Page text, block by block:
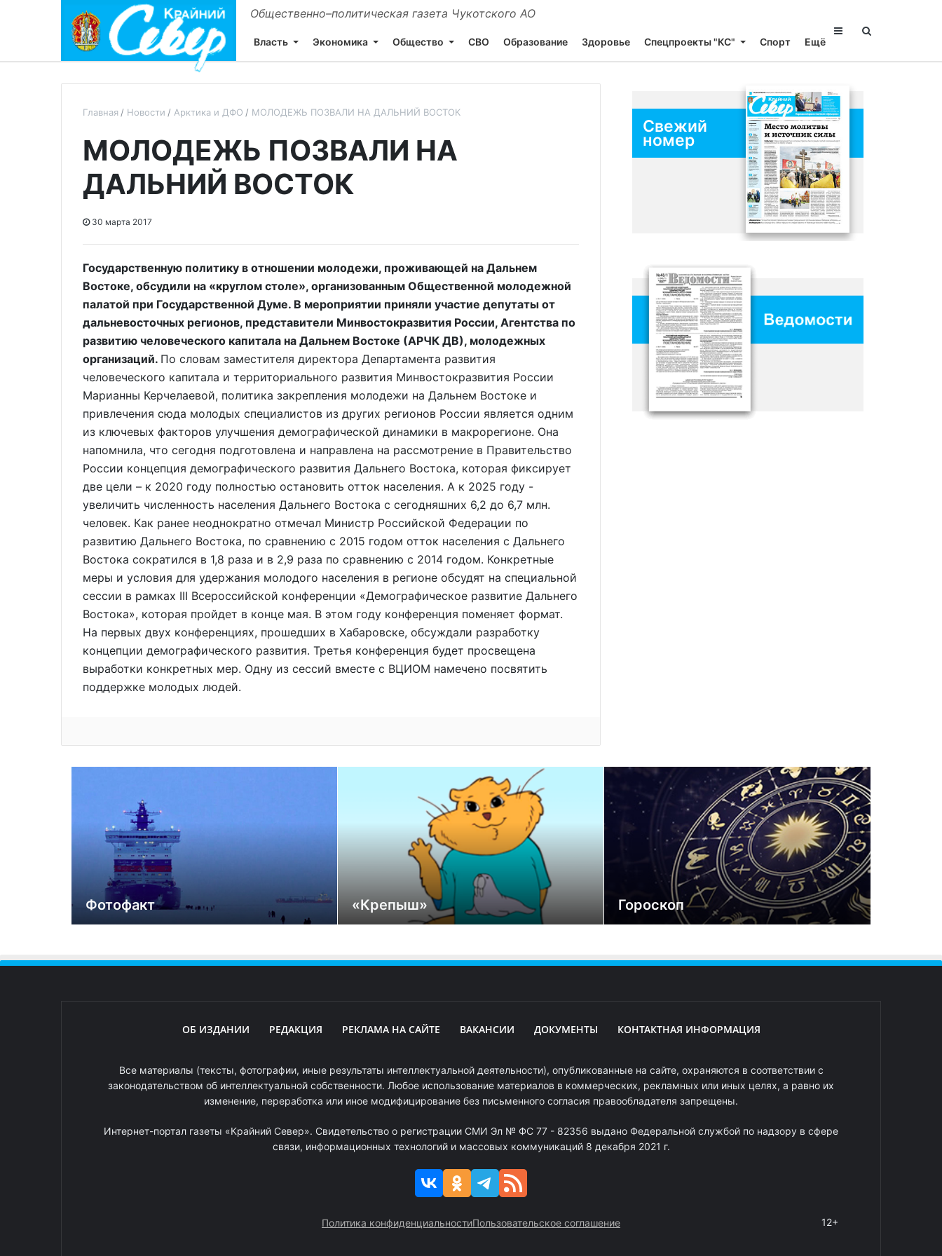
Общественно–политическая газета Чукотского АО
Власть Экономика Общество СВО Образование Здоровье Спецпроекты "КС" Спорт Ещё
Главная Новости Арктика и ДФО МОЛОДЕЖЬ ПОЗВАЛИ НА ДАЛЬНИЙ ВОСТОК
МОЛОДЕЖЬ ПОЗВАЛИ НА
ДАЛЬНИЙ ВОСТОК
30 марта 2017
Государственную политику в отношении молодежи, проживающей на Дальнем
Востоке, обсудили на «круглом столе», организованным Общественной молодежной
палатой при Государственной Думе. В мероприятии приняли участие депутаты от
дальневосточных регионов, представители Минвостокразвития России, Агентства по
развитию человеческого капитала на Дальнем Востоке (АРЧК ДВ), молодежных
организаций. По словам заместителя директора Департамента развития
человеческого капитала и территориального развития Минвостокразвития России
Марианны Керчелаевой, политика закрепления молодежи на Дальнем Востоке и
привлечения сюда молодых специалистов из других регионов России является одним
из ключевых факторов улучшения демографической динамики в макрорегионе. Она
напомнила, что сегодня подготовлена и направлена на рассмотрение в Правительство
России концепция демографического развития Дальнего Востока, которая фиксирует
две цели – к 2020 году полностью остановить отток населения. А к 2025 году -
увеличить численность населения Дальнего Востока с сегодняшних 6,2 до 6,7 млн.
человек. Как ранее неоднократно отмечал Министр Российской Федерации по
развитию Дальнего Востока, по сравнению с 2015 годом отток населения с Дальнего
Востока сократился в 1,8 раза и в 2,9 раза по сравнению с 2014 годом. Конкретные
меры и условия для удержания молодого населения в регионе обсудят на специальной
сессии в рамках III Всероссийской конференции «Демографическое развитие Дальнего
Востока», которая пройдет в конце мая. В этом году конференция поменяет формат.
На первых двух конференциях, прошедших в Хабаровске, обсуждали разработку
концепции демографического развития. Третья конференция будет просвещена
выработки конкретных мер. Одну из сессий вместе с ВЦИОМ намечено посвятить
поддержке молодых людей.
Свежий
номер
Фотофакт «Крепыш» Гороскоп
ОБ ИЗДАНИИ РЕДАКЦИЯ РЕКЛАМА НА САЙТЕ ВАКАНСИИ ДОКУМЕНТЫ КОНТАКТНАЯ ИНФОРМАЦИЯ
Все материалы (тексты, фотографии, иные результаты интеллектуальной деятельности), опубликованные на сайте, охраняются в соответствии с
законодательством об интеллектуальной собственности. Любое использование материалов в коммерческих, рекламных или иных целях, а равно их
изменение, переработка или иное модифицирование без письменного согласия правообладателя запрещены.
Интернет-портал газеты «Крайний Север». Свидетельство о регистрации СМИ Эл № ФС 77 - 82356 выдано Федеральной службой по надзору в сфере
связи, информационных технологий и массовых коммуникаций 8 декабря 2021 г.
Политика конфиденциальностиПользовательское соглашение 12+